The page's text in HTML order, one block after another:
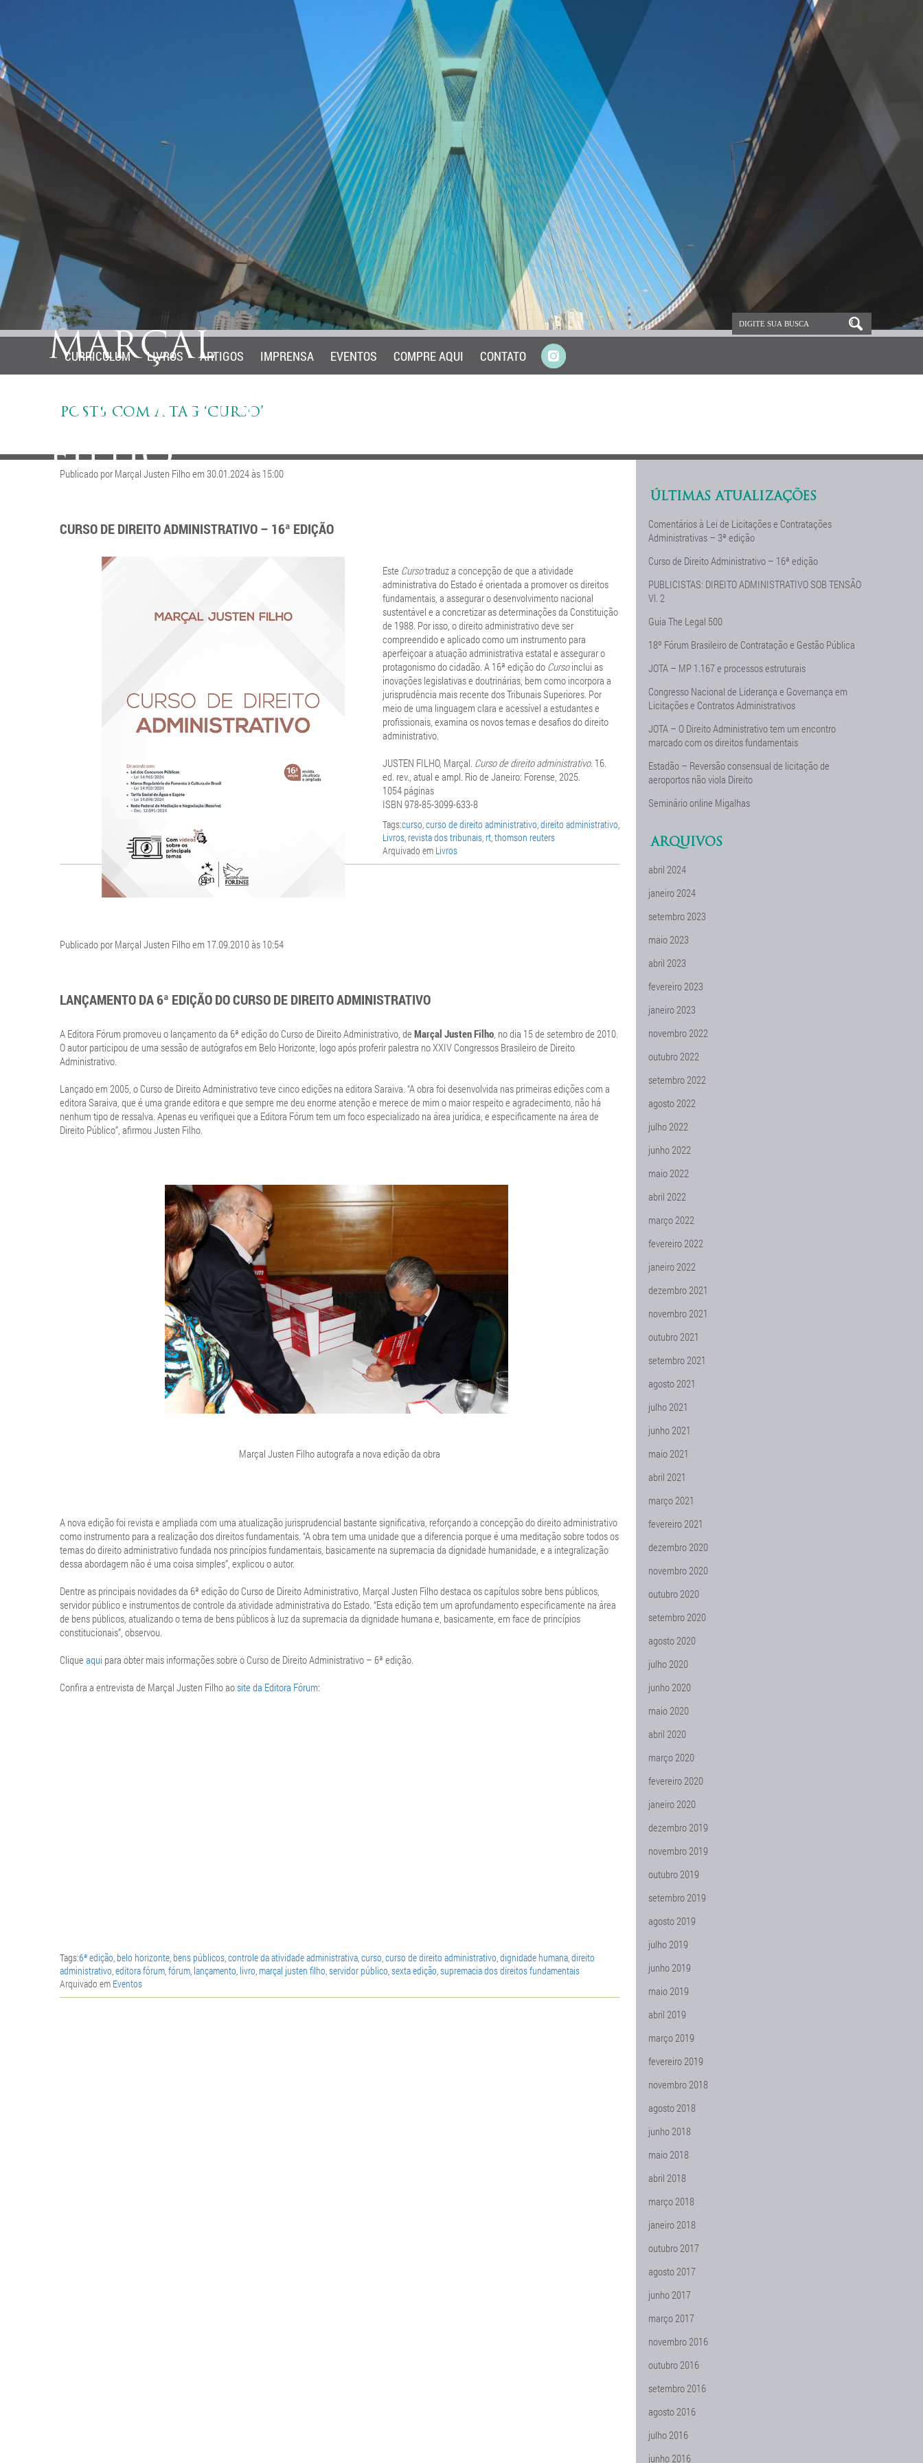
CURRICULUM LIVROS ARTIGOS IMPRENSA EVENTOS COMPRE AQUI CONTATO
POSTS COM A TAG ‘CURSO’
Publicado por Marçal Justen Filho em 30.01.2024 às 15:00
CURSO DE DIREITO ADMINISTRATIVO – 16ª EDIÇÃO
Este Cursotraduz a concepção de que a atividade
administrativa do Estado é orientada a promover os direitos
fundamentais, a assegurar o desenvolvimento nacional
sustentável e a concretizar as determinações da Constituição
de 1988. Por isso, o direito administrativo deve ser
compreendido e aplicado como um instrumento para
aperfeiçoar a atuação administrativa estatal e assegurar o
protagonismo do cidadão. A 16ª edição do Cursoinclui as
inovações legislativas e doutrinárias, bem como incorpora a
jurisprudência mais recente dos Tribunais Superiores. Por
meio de uma linguagem clara e acessível a estudantes e
profissionais, examina os novos temas e desafios do direito
administrativo.
JUSTEN FILHO, Marçal. Curso de direito administrativo. 16.
ed. rev., atual e ampl. Rio de Janeiro: Forense, 2025.
1054 páginas
ISBN 978-85-3099-633-8
Tags:curso,curso de direito administrativo,direito administrativo,
Livros, revista dos tribunais, rt,thomson reuters
Arquivado em Livros
Publicado por Marçal Justen Filho em 17.09.2010 às 10:54
LANÇAMENTO DA 6ª EDIÇÃO DO CURSO DE DIREITO ADMINISTRATIVO
A Editora Fórum promoveu o lançamento da 6ª edição do Curso de Direito Administrativo, de Marçal Justen Filho, no dia 15 de setembro de 2010.
O autor participou de uma sessão de autógrafos em Belo Horizonte, logo após proferir palestra no XXIV Congressos Brasileiro de Direito
Administrativo.
Lançado em 2005, o Curso de Direito Administrativo teve cinco edições na editora Saraiva. “A obra foi desenvolvida nas primeiras edições com a
editora Saraiva, que é uma grande editora e que sempre me deu enorme atenção e merece de mim o maior respeito e agradecimento, não há
nenhum tipo de ressalva. Apenas eu verifiquei que a Editora Fórum tem um foco especializado na área jurídica, e especificamente na área de
Direito Público”, afirmou Justen Filho.
Marçal Justen Filho autografa a nova edição da obra
A nova edição foi revista e ampliada com uma atualização jurisprudencial bastante significativa, reforçando a concepção do direito administrativo
como instrumento para a realização dos direitos fundamentais. “A obra tem uma unidade que a diferencia porque é uma meditação sobre todos os
temas do direito administrativo fundada nos princípios fundamentais, basicamente na supremacia da dignidade humanidade, e a integralização
dessa abordagem não é uma coisa simples”, explicou o autor.
Dentre as principais novidades da 6ª edição do Curso de Direito Administrativo, Marçal Justen Filho destaca os capítulos sobre bens públicos,
servidor público e instrumentos de controle da atividade administrativa do Estado. “Esta edição tem um aprofundamento especificamente na área
de bens públicos, atualizando o tema de bens públicos à luz da supremacia da dignidade humana e, basicamente, em face de princípios
constitucionais”, observou.
Clique aqui para obter mais informações sobre o Curso de Direito Administrativo – 6ª edição.
Confira a entrevista de Marçal Justen Filho aosite da Editora Fórum:
Tags:6ª edição, belo horizonte, bens públicos,controle da atividade administrativa,curso,curso de direito administrativo,dignidade humana,direito
administrativo,editora fórum,fórum, lançamento, livro, marçal justen filho,servidor público,sexta edição,supremacia dos direitos fundamentais
Arquivado em Eventos
ÚLTIMAS ATUALIZAÇÕES
Comentários à Lei de Licitações e Contratações
Administrativas – 3ª edição
Curso de Direito Administrativo – 16ª edição
PUBLICISTAS: DIREITO ADMINISTRATIVO SOB TENSÃO
Vl. 2
Guia The Legal 500
18º Fórum Brasileiro de Contratação e Gestão Pública
JOTA – MP 1.167 e processos estruturais
Congresso Nacional de Liderança e Governança em
Licitações e Contratos Administrativos
JOTA – O Direito Administrativo tem um encontro
marcado com os direitos fundamentais
Estadão – Reversão consensual de licitação de
aeroportos não viola Direito
Seminário online Migalhas
ARQUIVOS
abril 2024
janeiro 2024
setembro 2023
maio 2023
abril 2023
fevereiro 2023
janeiro 2023
novembro 2022
outubro 2022
setembro 2022
agosto 2022
julho 2022
junho 2022
maio 2022
abril 2022
março 2022
fevereiro 2022
janeiro 2022
dezembro 2021
novembro 2021
outubro 2021
setembro 2021
agosto 2021
julho 2021
junho 2021
maio 2021
abril 2021
março 2021
fevereiro 2021
dezembro 2020
novembro 2020
outubro 2020
setembro 2020
agosto 2020
julho 2020
junho 2020
maio 2020
abril 2020
março 2020
fevereiro 2020
janeiro 2020
dezembro 2019
novembro 2019
outubro 2019
setembro 2019
agosto 2019
julho 2019
junho 2019
maio 2019
abril 2019
março 2019
fevereiro 2019
novembro 2018
agosto 2018
junho 2018
maio 2018
abril 2018
março 2018
janeiro 2018
outubro 2017
agosto 2017
junho 2017
março 2017
novembro 2016
outubro 2016
setembro 2016
agosto 2016
julho 2016
junho 2016